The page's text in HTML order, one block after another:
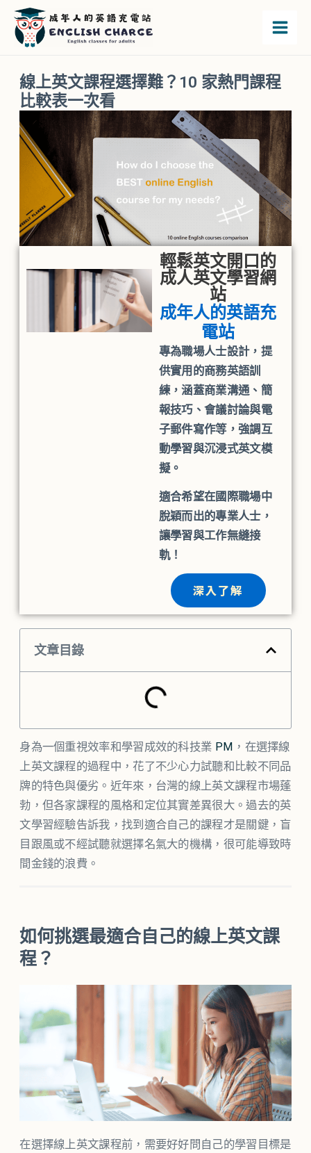
線上英文課程選擇難？10 家熱門課程
比較表一次看
輕鬆英文開口的
成人英文學習網
站
成年人的英語充
電站
專為職場人士設計，提
供實用的商務英語訓
練，涵蓋商業溝通、簡
報技巧、會議討論與電
子郵件寫作等，強調互
動學習與沉浸式英文模
擬。
適合希望在國際職場中
脫穎而出的專業人士，
讓學習與工作無縫接
軌！
深入了解
文章目錄
身為一個重視效率和學習成效的科技業 PM ，在選擇線
上英文課程的過程中，花了不少心力試聽和比較不同品
牌的特色與優劣。近年來，台灣的線上英文課程市場蓬
勃，但各家課程的風格和定位其實差異很大。過去的英
文學習經驗告訴我，找到適合自己的課程才是關鍵，盲
目跟風或不經試聽就選擇名氣大的機構，很可能導致時
間金錢的浪費。
如何挑選最適合自己的線上英文課
程？
在選擇線上英文課程前，需要好好問自己的學習目標是